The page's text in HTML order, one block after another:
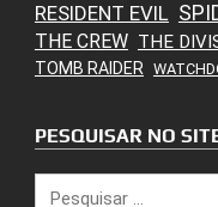
RESIDENT EVIL
THE CREW THE
TOMB RAIDER
PESQUISAR NO